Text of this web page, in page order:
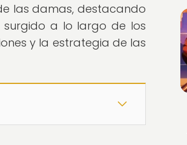
las damas, destacando
surgido a lo largo de los
y la estrategia de las